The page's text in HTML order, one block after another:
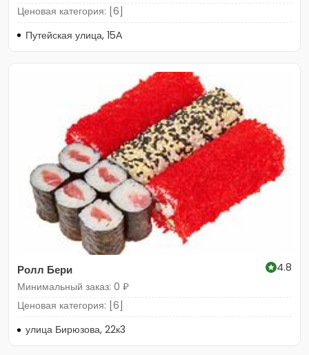
Ценовая категория: [6]
Путейская улица, 15А
Ролл Бери
4.8
Минимальный заказ: 0 ₽
Ценовая категория: [6]
улица Бирюзова, 22к3